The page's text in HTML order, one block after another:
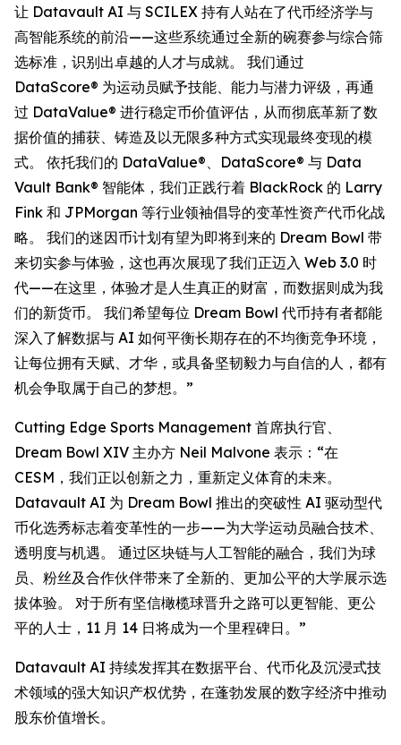
让 Datavault AI 与 SCILEX 持有人站在了代币经济学与
高智能系统的前沿——这些系统通过全新的碗赛参与综合筛
选标准，识别出卓越的人才与成就。 我们通过
DataScore® 为运动员赋予技能、能力与潜力评级，再通
过 DataValue® 进行稳定币价值评估，从而彻底革新了数
据价值的捕获、铸造及以无限多种方式实现最终变现的模
式。 依托我们的 DataValue®、DataScore® 与 Data
Vault Bank® 智能体，我们正践行着 BlackRock 的 Larry
Fink 和 JPMorgan 等行业领袖倡导的变革性资产代币化战
略。 我们的迷因币计划有望为即将到来的 Dream Bowl 带
来切实参与体验，这也再次展现了我们正迈入 Web 3.0 时
代——在这里，体验才是人生真正的财富，而数据则成为我
们的新货币。 我们希望每位 Dream Bowl 代币持有者都能
深入了解数据与 AI 如何平衡长期存在的不均衡竞争环境，
让每位拥有天赋、才华，或具备坚韧毅力与自信的人，都有
机会争取属于自己的梦想。”
Cutting Edge Sports Management 首席执行官、
Dream Bowl XIV 主办方 Neil Malvone 表示：“在
CESM，我们正以创新之力，重新定义体育的未来。
Datavault AI 为 Dream Bowl 推出的突破性 AI 驱动型代
币化选秀标志着变革性的一步——为大学运动员融合技术、
透明度与机遇。 通过区块链与人工智能的融合，我们为球
员、粉丝及合作伙伴带来了全新的、更加公平的大学展示选
拔体验。 对于所有坚信橄榄球晋升之路可以更智能、更公
平的人士，11 月 14 日将成为一个里程碑日。”
Datavault AI 持续发挥其在数据平台、代币化及沉浸式技
术领域的强大知识产权优势，在蓬勃发展的数字经济中推动
股东价值增长。